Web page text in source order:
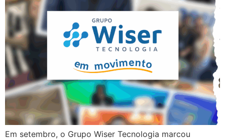
Em setembro, o Grupo Wiser Tecnologia marcou